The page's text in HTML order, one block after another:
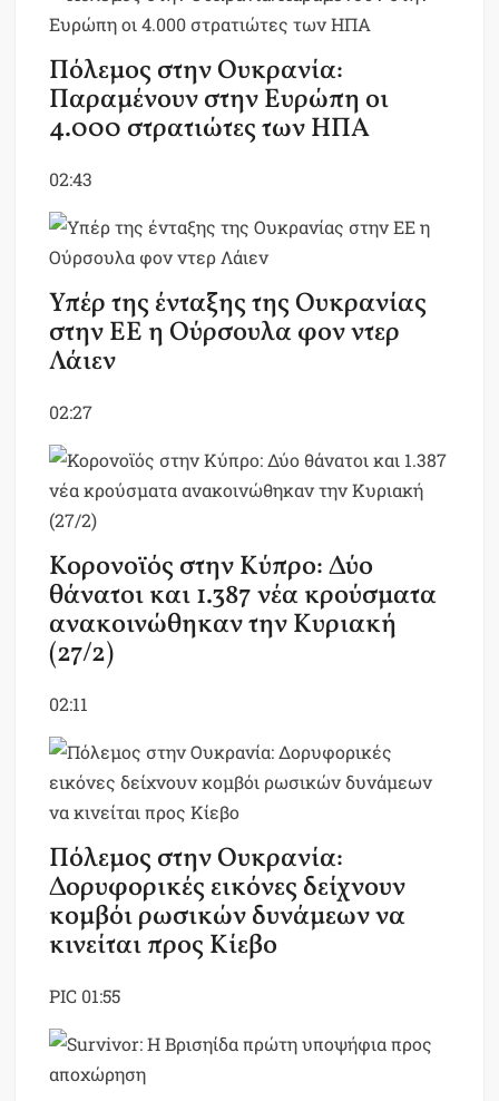
Πόλεμος στην Ουκρανία:
Παραμένουν στην Ευρώπη οι
4.000 στρατιώτες των ΗΠΑ
02:43
Υπέρ της ένταξης της Ουκρανίας
στην ΕΕ η Ούρσουλα φον ντερ
Λάιεν
02:27
Κορονοϊός στην Κύπρο: Δύο
θάνατοι και 1.387 νέα κρούσματα
ανακοινώθηκαν την Κυριακή
(27/2)
02:11
Πόλεμος στην Ουκρανία:
Δορυφορικές εικόνες δείχνουν
κομβόι ρωσικών δυνάμεων να
κινείται προς Κίεβο
PIC 01:55